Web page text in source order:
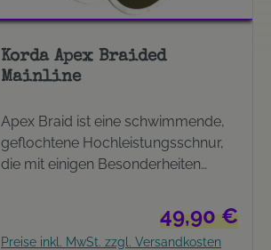
Korda Apex Braided
Mainline
Apex Braid ist eine schwimmende,
geflochtene Hochleistungsschnur,
die mit einigen Besonderheiten
hohe Knotentragkraft, Langlebigkeit.
Apex wird aus 8 tragenden Ultra
Regulärer
49,90 €
Preise inkl. MwSt. zzgl. Versandkosten